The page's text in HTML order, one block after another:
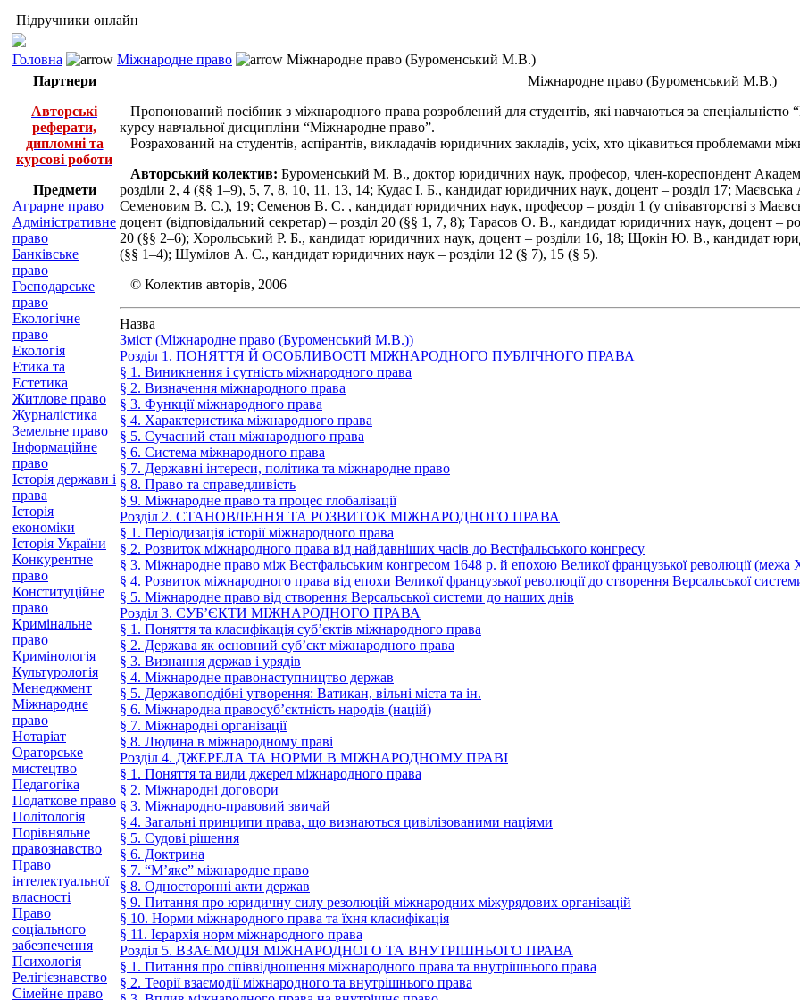
Підручники онлайн
Головна Міжнародне право
Міжнародне право (Буроменський М.В.)
Партнери
Авторські
реферати,
дипломні та
курсові роботи
Предмети
Аграрне право
Адміністративне
право
Банківське
право
Господарське
право
Екологічне
право
Екологія
Етика та
Естетика
Житлове право
Журналістика
Земельне право
Інформаційне
право
Історія держави і
права
Історія
економіки
Історія України
Конкурентне
право
Конституційне
право
Кримінальне
право
Кримінологія
Культурологія
Менеджмент
Міжнародне
право
Нотаріат
Ораторське
мистецтво
Педагогіка
Податкове право
Політологія
Порівняльне
правознавство
Право
інтелектуальної
власності
Право
соціального
забезпечення
Психологія
Релігієзнавство
Сімейне право
Міжнародне право (Буроменський М.В.)
Пропонований посібник з міжнародного права розроблений для студентів, які навчаються за
курсу навчальної дисципліни “Міжнародне право”.
Розрахований на студентів, аспірантів, викладачів юридичних закладів, усіх, хто цікавиться проблемами
Авторський колектив: Буроменський М. В., доктор юридичних наук, професор, член-кореспондент
розділи 2, 4 (§§ 1–9), 5, 7, 8, 10, 11, 13, 14; Кудас І. Б., кандидат юридичних наук, доцент – розділ 17;
Семеновим В. С.), 19; Семенов В. С. , кандидат юридичних наук, професор – розділ 1 (у співавторстві з
доцент (відповідальний секретар) – розділ 20 (§§ 1, 7, 8); Тарасов О. В., кандидат юридичних наук, доцент –
20 (§§ 2–6); Хорольський Р. Б., кандидат юридичних наук, доцент – розділи 16, 18; Щокін Ю. В., кандидат
(§§ 1–4); Шумілов А. С., кандидат юридичних наук – розділи 12 (§ 7), 15 (§ 5).
© Колектив авторів, 2006
Назва
Зміст (Міжнародне право (Буроменський М.В.))
Розділ 1. ПОНЯТТЯ Й ОСОБЛИВОСТІ МІЖНАРОДНОГО ПУБЛІЧНОГО ПРАВА
§ 1. Виникнення і сутність міжнародного права
§ 2. Визначення міжнародного права
§ 3. Функції міжнародного права
§ 4. Характеристика міжнародного права
§ 5. Сучасний стан міжнародного права
§ 6. Система міжнародного права
§ 7. Державні інтереси, політика та міжнародне право
§ 8. Право та справедливість
§ 9. Міжнародне право та процес глобалізації
Розділ 2. СТАНОВЛЕННЯ ТА РОЗВИТОК МІЖНАРОДНОГО ПРАВА
§ 1. Періодизація історії міжнародного права
§ 2. Розвиток міжнародного права від найдавніших часів до Вестфальського конгресу
§ 3. Міжнародне право між Вестфальським конгресом 1648 р. й епохою Великої французької революції
§ 4. Розвиток міжнародного права від епохи Великої французької революції до створення Версальської
§ 5. Міжнародне право від створення Версальської системи до наших днів
Розділ 3. СУБ’ЄКТИ МІЖНАРОДНОГО ПРАВА
§ 1. Поняття та класифікація суб’єктів міжнародного права
§ 2. Держава як основний суб’єкт міжнародного права
§ 3. Визнання держав і урядів
§ 4. Міжнародне правонаступництво держав
§ 5. Державоподібні утворення: Ватикан, вільні міста та ін.
§ 6. Міжнародна правосуб’єктність народів (націй)
§ 7. Міжнародні організації
§ 8. Людина в міжнародному праві
Розділ 4. ДЖЕРЕЛА ТА НОРМИ В МІЖНАРОДНОМУ ПРАВІ
§ 1. Поняття та види джерел міжнародного права
§ 2. Міжнародні договори
§ 3. Міжнародно-правовий звичай
§ 4. Загальні принципи права, що визнаються цивілізованими націями
§ 5. Судові рішення
§ 6. Доктрина
§ 7. “М’яке” міжнародне право
§ 8. Односторонні акти держав
§ 9. Питання про юридичну силу резолюцій міжнародних міжурядових організацій
§ 10. Норми міжнародного права та їхня класифікація
§ 11. Ієрархія норм міжнародного права
Розділ 5. ВЗАЄМОДІЯ МІЖНАРОДНОГО ТА ВНУТРІШНЬОГО ПРАВА
§ 1. Питання про співвідношення міжнародного права та внутрішнього права
§ 2. Теорії взаємодії міжнародного та внутрішнього права